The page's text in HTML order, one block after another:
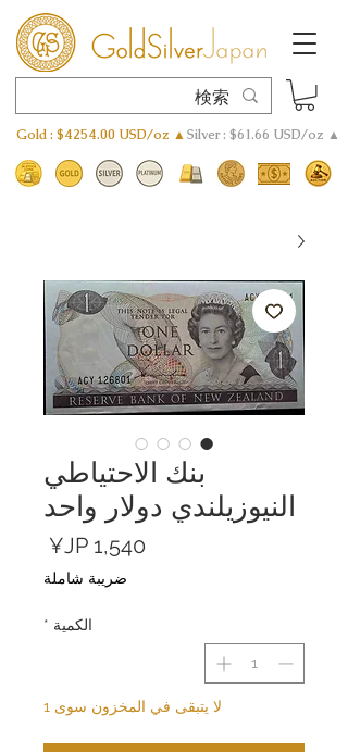
Gold : $4254.00 USD/oz ▲Silver : $61.66 USD/oz ▲
بنك الاحتياطي
النيوزيلندي دولار واحد
ضريبة شاملة
الكمية *
لا يتبقى في المخزون سوى 1